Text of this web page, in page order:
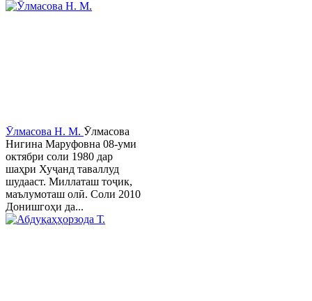
Ӯлмасова Н. М. Ӯлмасова
Нигина Маруфовна 08-уми
октябри соли 1980 дар
шаҳри Хуҷанд таваллуд
шудааст. Миллаташ тоҷик,
маълумоташ олӣ. Соли 2010
Донишгоҳи да...